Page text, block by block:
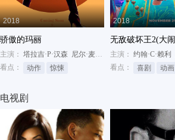
2018
骄傲的玛丽
主演： 塔拉吉·P·汉森 尼尔·麦克唐纳
丹尼·格洛弗
看点：
动作 惊悚
2018
主演： 约翰·C·赖利
看点：
喜剧 动画
电视剧